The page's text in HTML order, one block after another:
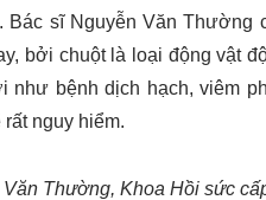
Bác sĩ Nguyễn Văn Thường
bởi chuột là loại động vật
như bệnh dịch hạch, viêm
nguy hiểm.
Thường, Khoa Hồi sức